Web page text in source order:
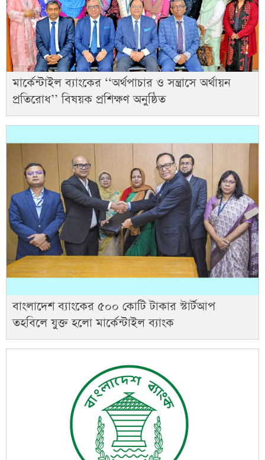
মার্কেন্টাইল ব্যাংকের ‘‘অর্থপাচার ও সন্ত্রাসে অর্থায়ন
প্রতিরোধ’’ বিষয়ক প্রশিক্ষণ অনুষ্ঠিত
বাংলাদেশ ব্যাংকের ৫০০ কোটি টাকার স্টার্টআপ
তহবিলে যুক্ত হলো মার্কেন্টাইল ব্যাংক